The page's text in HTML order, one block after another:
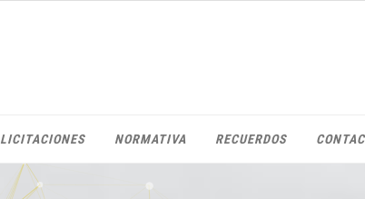
LICITACIONES NORMATIVA RECUERDOS